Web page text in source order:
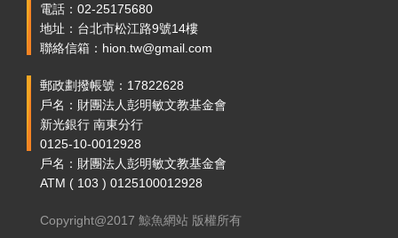
電話：02-25175680
地址：台北市松江路9號14樓
聯絡信箱：hion.tw@gmail.com
郵政劃撥帳號：17822628
戶名：財團法人彭明敏文教基金會
新光銀行 南東分行
0125-10-0012928
戶名：財團法人彭明敏文教基金會
ATM ( 103 ) 0125100012928
Copyright@2017 鯨魚網站 版權所有